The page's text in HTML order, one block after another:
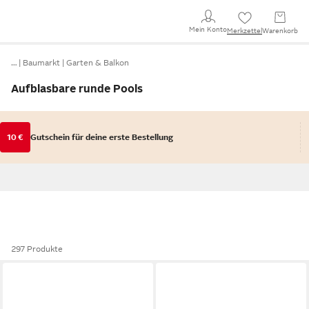
Mein KontoMerkzettel Warenkorb
… Baumarkt Garten & Balkon
Aufblasbare runde Pools
10 € Gutschein für deine erste Bestellung
297 Produkte